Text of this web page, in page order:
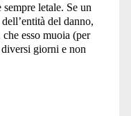
letale. Se un
del danno,
esso muoia (per
giorni e non